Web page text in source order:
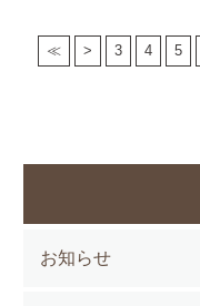
≪ > 3 4 5
お知らせ